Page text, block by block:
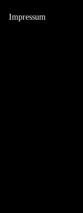
Impressum